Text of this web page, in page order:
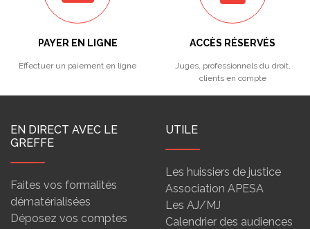
PAYER EN LIGNE
Effectuer un paiement en ligne
ACCÈS RÉSERVÉS
Juges, professionnels du droit,
clients en compte
EN DIRECT AVEC LE
GREFFE
Faites vos formalités
dématérialisées
Déposez vos comptes
UTILE
Les huissiers de justice
Association APESA
Les AJ/MJ
Calendrier des audiences